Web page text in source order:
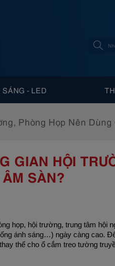
- LED
Phòng Họp Nên
GIAN HỘI
SÀN?
họp, hội trường, trung tâm hội
ánh sáng…) ngày càng cao.
thế cho ổ cắm treo tường